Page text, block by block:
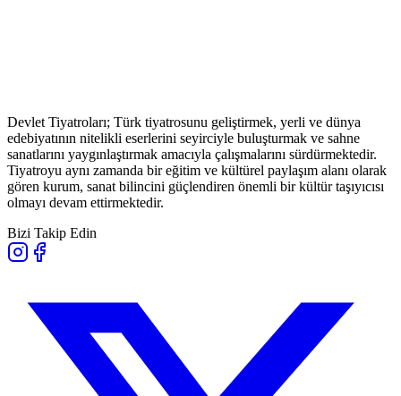
Devlet Tiyatroları; Türk tiyatrosunu geliştirmek, yerli ve dünya
edebiyatının nitelikli eserlerini seyirciyle buluşturmak ve sahne
sanatlarını yaygınlaştırmak amacıyla çalışmalarını sürdürmektedir.
Tiyatroyu aynı zamanda bir eğitim ve kültürel paylaşım alanı olarak
gören kurum, sanat bilincini güçlendiren önemli bir kültür taşıyıcısı
olmayı devam ettirmektedir.
Bizi Takip Edin